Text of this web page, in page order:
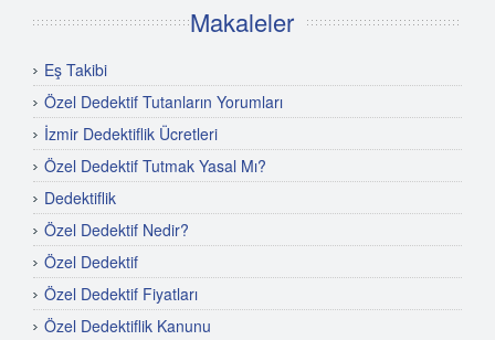
Makaleler
Eş Takibi
Özel Dedektif Tutanların Yorumları
İzmir Dedektiflik Ücretleri
Özel Dedektif Tutmak Yasal Mı?
Dedektiflik
Özel Dedektif Nedir?
Özel Dedektif
Özel Dedektif Fiyatları
Özel Dedektiflik Kanunu